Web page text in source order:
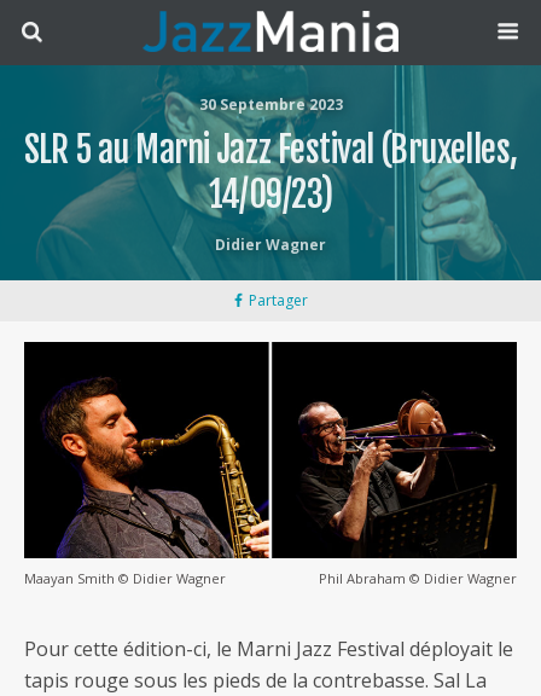
30 Septembre 2023
SLR 5 au Marni Jazz Festival (Bruxelles,
14/09/23)
Didier Wagner
Partager
Maayan Smith © Didier Wagner Phil Abraham © Didier Wagner
Pour cette édition-ci, le Marni Jazz Festival déployait le
tapis rouge sous les pieds de la contrebasse. Sal La